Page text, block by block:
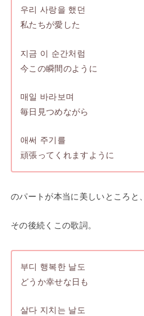
우리 사랑을 했던
私たちが愛した
지금 이 순간처럼
今この瞬間のように
매일 바라보며
毎日見つめながら
애써 주기를
頑張ってくれますように
のパートが本当に美しいところと、
その後続くこの歌詞。
부디 행복한 날도
どうか幸せな日も
살다 지치는 날도